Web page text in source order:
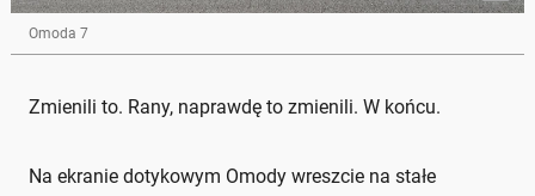
Omoda 7
Zmienili to. Rany, naprawdę to zmienili. W końcu.
Na ekranie dotykowym Omody wreszcie na stałe